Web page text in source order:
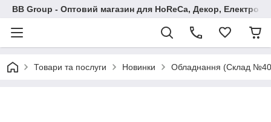
BB Group - Оптовий магазин для HoReCa, Декор,
Товари та послуги Новинки Обладнання (Склад